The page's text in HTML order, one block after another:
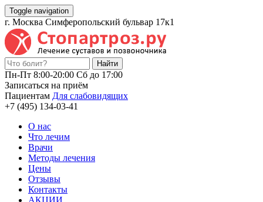
Toggle navigation
г. Москва Симферопольский бульвар 17к1
Пн-Пт 8:00-20:00 Cб до 17:00
Записаться на приём
Пациентам Для слабовидящих
+7 (495) 134-03-41
О нас
Что лечим
Врачи
Методы лечения
Цены
Отзывы
Контакты
АКЦИИ